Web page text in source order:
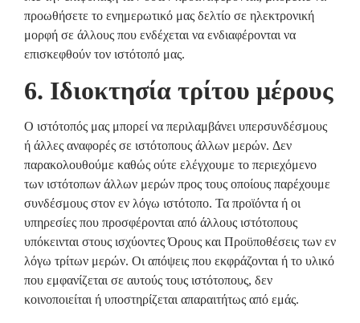
προωθήσετε το ενημερωτικό μας δελτίο σε ηλεκτρονική
μορφή σε άλλους που ενδέχεται να ενδιαφέρονται να
επισκεφθούν τον ιστότοπό μας.
6. Ιδιοκτησία τρίτου μέρους
Ο ιστότοπός μας μπορεί να περιλαμβάνει υπερσυνδέσμους
ή άλλες αναφορές σε ιστότοπους άλλων μερών. Δεν
παρακολουθούμε καθώς ούτε ελέγχουμε το περιεχόμενο
των ιστότοπων άλλων μερών προς τους οποίους παρέχουμε
συνδέσμους στον εν λόγω ιστότοπο. Τα προϊόντα ή οι
υπηρεσίες που προσφέρονται από άλλους ιστότοπους
υπόκεινται στους ισχύοντες Όρους και Προϋποθέσεις των εν
λόγω τρίτων μερών. Οι απόψεις που εκφράζονται ή το υλικό
που εμφανίζεται σε αυτούς τους ιστότοπους, δεν
κοινοποιείται ή υποστηρίζεται απαραιτήτως από εμάς.